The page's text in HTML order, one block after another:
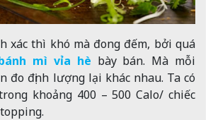
xác thì khó mà đong đếm, bởi quá
mì vỉa hè bày bán. Mà mỗi
đo định lượng lại khác nhau. Ta có
khoảng 400 – 500 Calo/ chiếc